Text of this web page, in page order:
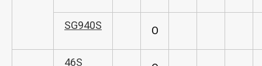
SG940S O
46S